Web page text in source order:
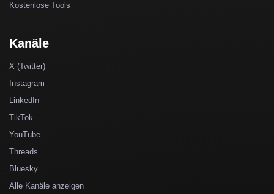
Kostenlose Tools
Kanäle
X (Twitter)
Instagram
LinkedIn
TikTok
YouTube
Threads
Bluesky
Alle Kanäle anzeigen